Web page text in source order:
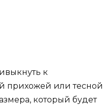
к
прихожей или тесной
который будет